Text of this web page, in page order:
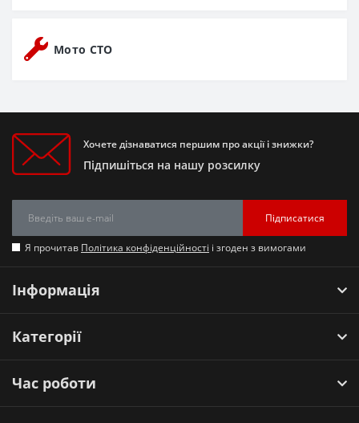
Мото СТО
Хочете дізнаватися першим про акції і знижки?
Підпишіться на нашу розсилку
Підписатися
Я прочитав Політика конфіденційності і згоден з вимогами
Інформація
Категорії
Час роботи